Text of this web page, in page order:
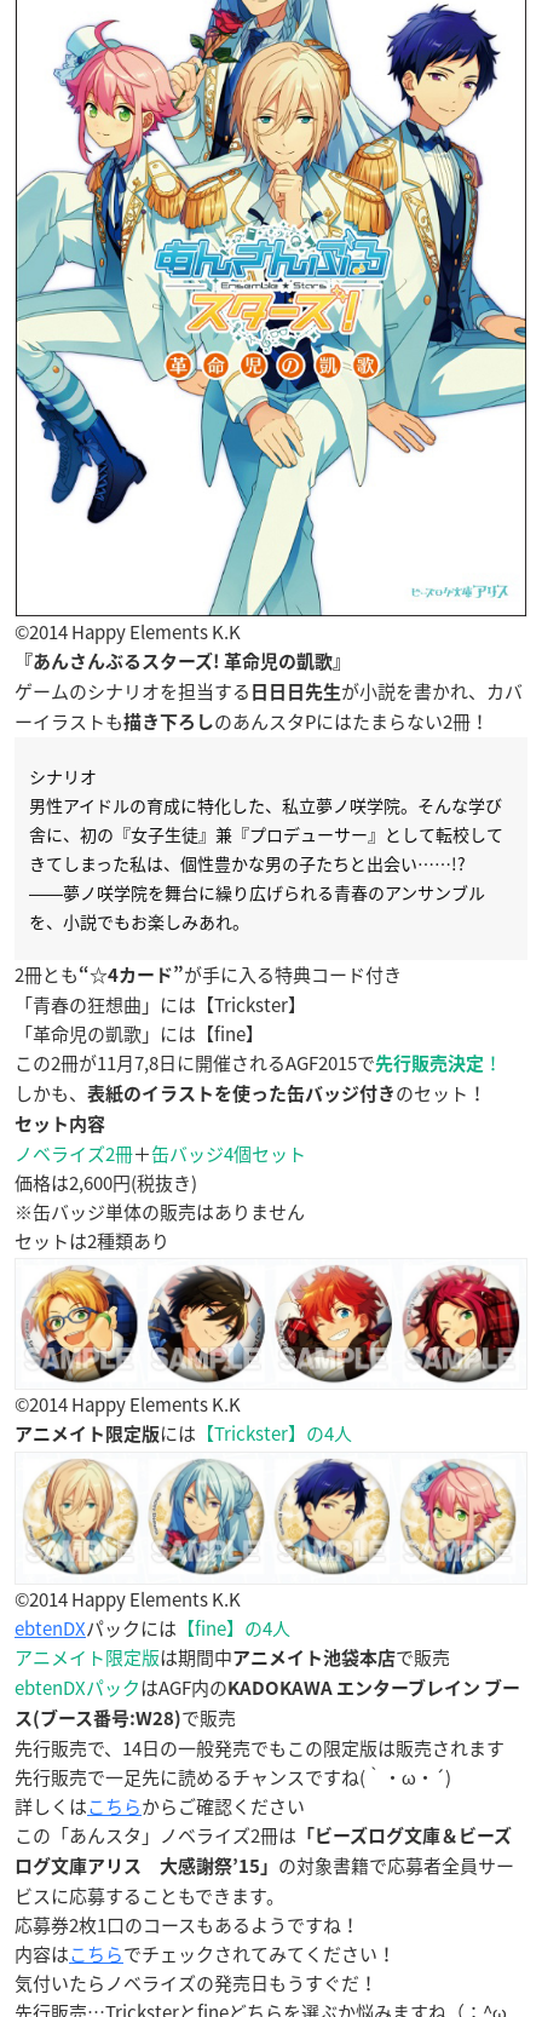
©2014 Happy Elements K.K
『あんさんぶるスターズ! 革命児の凱歌』
ゲームのシナリオを担当する 日日日先生が小説を書かれ、カバ
ーイラストも描き下ろしのあんスタPにはたまらない2冊！
シナリオ
男性アイドルの育成に特化した、私立夢ノ咲学院。そんな学び
舎に、初の『女子生徒』兼『プロデューサー』として転校して
きてしまった私は、個性豊かな男の子たちと出会い……!?
――夢ノ咲学院を舞台に繰り広げられる青春のアンサンブル
を、小説でもお楽しみあれ。
2冊とも “☆4カード”が手に入る特典コード付き
「青春の狂想曲」には【Trickster】
「革命児の凱歌」には【fine】
この2冊が11月7,8日に開催されるAGF2015で先行販売決定 ！
しかも、
表紙のイラストを使った缶バッジ付き のセット！
セット内容
ノベライズ2冊＋缶バッジ4個セット
価格は2,600円(税抜き)
※缶バッジ単体の販売はありません
セットは2種類あり
©2014 Happy Elements K.K
アニメイト限定版には 【Trickster】の4人
©2014 Happy Elements K.K
ebtenDXパックには 【fine】の4人
アニメイト限定版は期間中アニメイト池袋本店で販売
ebtenDXパックはAGF内の KADOKAWA エンターブレイン ブー
ス(ブース番号:W28)で販売
先行販売で、14日の一般発売でもこの限定版は販売されます
先行販売で一足先に読めるチャンスですね(｀・ω・´)
詳しくはこちらからご確認ください
この「あんスタ」ノベライズ2冊は 「ビーズログ文庫＆ビーズ
ログ文庫アリス 大感謝祭’15」 の対象書籍で応募者全員サー
ビスに応募することもできます。
応募券2枚1口のコースもあるようですね！
内容はこちらでチェックされてみてください！
気付いたらノベライズの発売日もうすぐだ！